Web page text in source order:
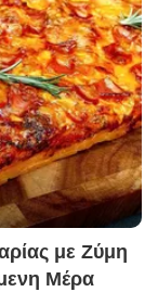
με Ζύμη
Μέρα